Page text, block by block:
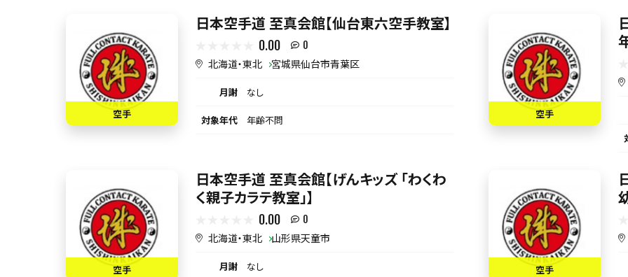
空手
日本空手道 至真会館【仙台東六空手教室】
0.00 0
北海道・東北 宮城県仙台市青葉区
月謝 なし
対象年代 年齢不問 空手
空手
日本空手道 至真会館【げんキッズ 「わくわ
く親子カラテ教室」】
0.00 0
北海道・東北 山形県天童市
月謝 なし 空手